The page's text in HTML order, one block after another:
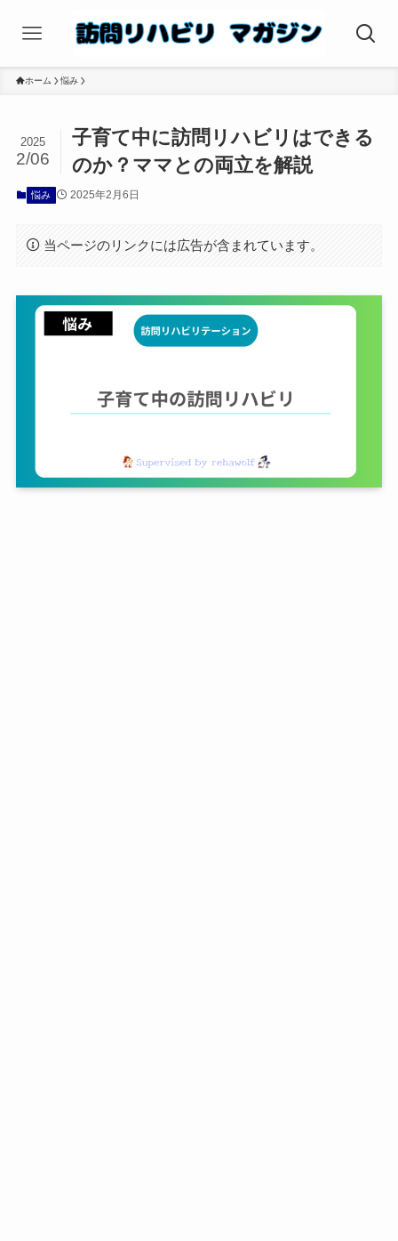
ホーム 悩み
子育て中に訪問リハビリはできる
のか？ママとの両立を解説
2025
2/06
悩み 2025年2月6日
当ページのリンクには広告が含まれています。